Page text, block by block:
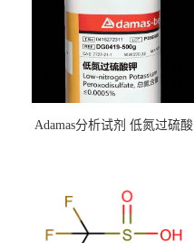
Adamas分析试剂 低氮过硫酸
（泰坦现货供应）